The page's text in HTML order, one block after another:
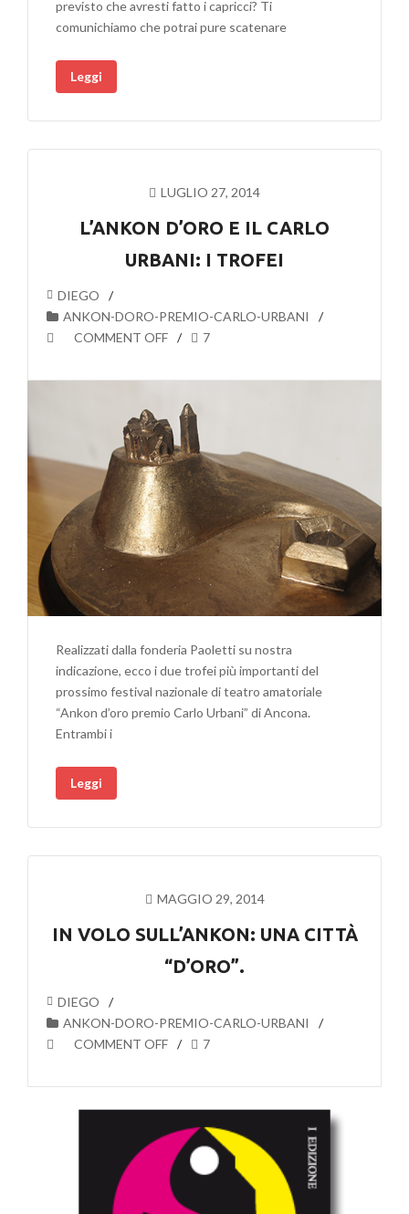
previsto che avresti fatto i capricci? Ti
comunichiamo che potrai pure scatenare
Leggi
LUGLIO 27, 2014
L’ANKON D’ORO E IL CARLO
URBANI: I TROFEI
DIEGO
ANKON-DORO-PREMIO-CARLO-URBANI
COMMENT OFF
7
Realizzati dalla fonderia Paoletti su nostra
indicazione, ecco i due trofei più importanti del
prossimo festival nazionale di teatro amatoriale
“Ankon d’oro premio Carlo Urbani” di Ancona.
Entrambi i
Leggi
MAGGIO 29, 2014
IN VOLO SULL’ANKON: UNA CITTÀ
“D’ORO”.
DIEGO
ANKON-DORO-PREMIO-CARLO-URBANI
COMMENT OFF
7